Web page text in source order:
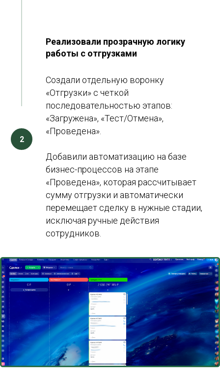
Реализовали прозрачную логику
работы с отгрузками
Создали отдельную воронку
«Отгрузки» с четкой
последовательностью этапов:
«Загружена», «Тест/Отмена»,
«Проведена».
Добавили автоматизацию на базе
бизнес-процессов на этапе
«Проведена», которая рассчитывает
сумму отгрузки и автоматически
перемещает сделку в нужные стадии,
исключая ручные действия
сотрудников.